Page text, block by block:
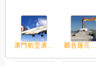
澳門航空澳... 觀音蓮花...